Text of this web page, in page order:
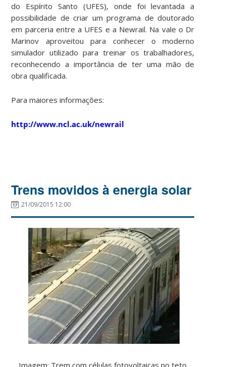
do Espírito Santo (UFES), onde foi levantada a
possibilidade de criar um programa de doutorado
em parceria entre a UFES e a Newrail. Na vale o Dr
Marinov aproveitou para conhecer o moderno
simulador utilizado para treinar os trabalhadores,
reconhecendo a importância de ter uma mão de
obra qualificada.
Para maiores informações:
http://www.ncl.ac.uk/newrail
Trens movidos à energia solar
21/09/2015 12:00
Imagem: Trem com células fotovoltaicas no teto